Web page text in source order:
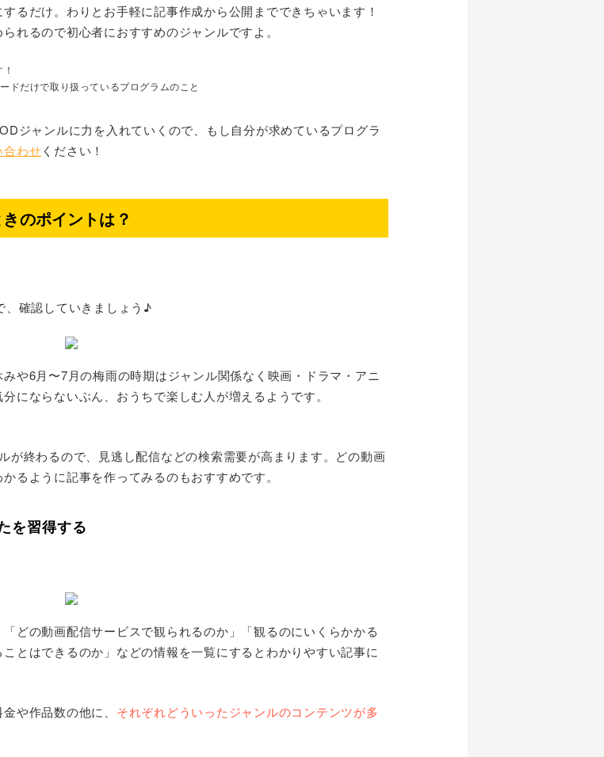
るだけ。わりとお手軽に記事作成から公開までできちゃいます！
れるので初心者におすすめのジャンルですよ。
ドだけで取り扱っているプログラムのこと
ジャンルに力を入れていくので、もし自分が求めているプログラ
合わせください！
のポイントは？
、確認していきましょう♪
や6月〜7月の梅雨の時期はジャンル関係なく映画・ドラマ・アニ
にならないぶん、おうちで楽しむ人が増えるようです。
が終わるので、見逃し配信などの検索需要が高まります。どの動画
るように記事を作ってみるのもおすすめです。
を習得する
どの動画配信サービスで観られるのか」「観るのにいくらかかる
とはできるのか」などの情報を一覧にするとわかりやすい記事に
や作品数の他に、 それぞれどういったジャンルのコンテンツが多